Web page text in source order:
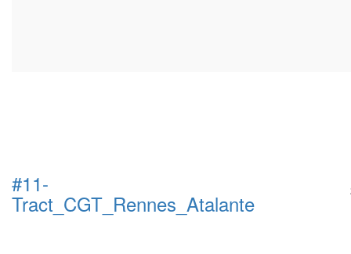
#11-
Tract_CGT_Rennes_Atalante